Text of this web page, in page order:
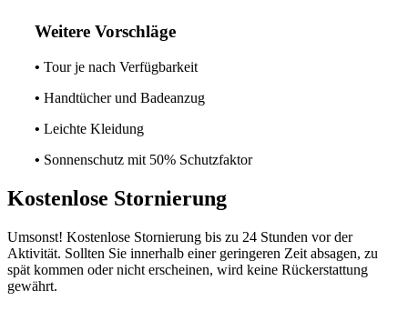
Weitere Vorschläge
• Tour je nach Verfügbarkeit
• Handtücher und Badeanzug
• Leichte Kleidung
• Sonnenschutz mit 50% Schutzfaktor
Kostenlose Stornierung
Umsonst! Kostenlose Stornierung bis zu 24 Stunden vor der
Aktivität. Sollten Sie innerhalb einer geringeren Zeit absagen, zu
spät kommen oder nicht erscheinen, wird keine Rückerstattung
gewährt.